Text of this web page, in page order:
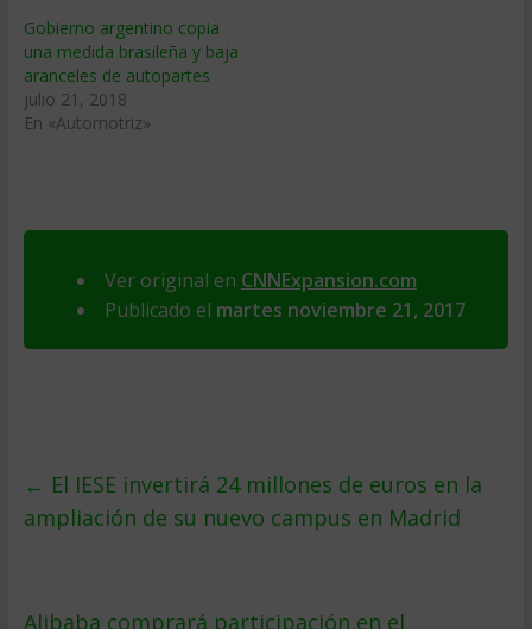
Gobierno argentino copia
una medida brasileña y baja
aranceles de autopartes
julio 21, 2018
En «Automotriz»
Ver original en CNNExpansion.com
Publicado el martes noviembre 21, 2017
← El IESE invertirá 24 millones de euros en la
ampliación de su nuevo campus en Madrid
Alibaba comprará participación en el